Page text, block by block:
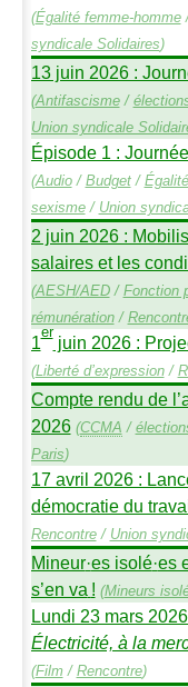
(Égalité femme-homme
syndicale Solidaires)
13 juin 2026 :
(Antifascisme/
Union syndicale
Épisode 1 :
(Audio/ Budget/
sexisme/ Union
2 juin 2026 :
salaires et les
(AESH/AED/ Fonction
rémunération/
1erjuin 2026 :
(Liberté d’expression/
Compte rendu de
2026 (CCMA /
Paris)
17 avril 2026 :
démocratie du
Rencontre/ Union
Mineur·es isolé·es
s’en va ! (Mineurs
Lundi 23 mars
Électricité, à la
(Film / Rencontre)